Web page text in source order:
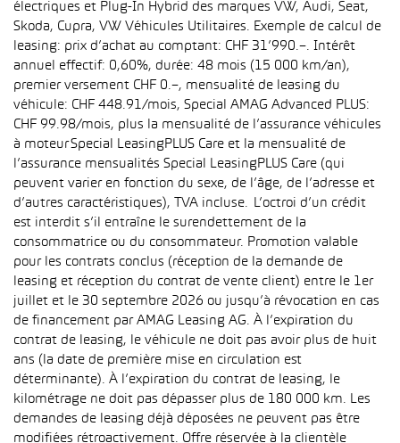
électriques et Plug-In Hybrid des marques VW, Audi, Seat,
Skoda, Cupra, VW Véhicules Utilitaires. Exemple de calcul de
leasing: prix d’achat au comptant: CHF 31’990.–. Intérêt
annuel effectif: 0,60%, durée: 48 mois (15 000 km/an),
premier versement CHF 0.–, mensualité de leasing du
véhicule: CHF 448.91/mois, Special AMAG Advanced PLUS:
CHF 99.98/mois, plus la mensualité de l’assurance véhicules
à moteur Special LeasingPLUS Care et la mensualité de
l’assurance mensualités Special LeasingPLUS Care (qui
peuvent varier en fonction du sexe, de l’âge, de l’adresse et
d’autres caractéristiques), TVA incluse. L’octroi d’un crédit
est interdit s’il entraîne le surendettement de la
consommatrice ou du consommateur. Promotion valable
pour les contrats conclus (réception de la demande de
leasing et réception du contrat de vente client) entre le 1er
juillet et le 30 septembre 2026 ou jusqu’à révocation en cas
de financement par AMAG Leasing AG. À l’expiration du
contrat de leasing, le véhicule ne doit pas avoir plus de huit
ans (la date de première mise en circulation est
déterminante). À l’expiration du contrat de leasing, le
kilométrage ne doit pas dépasser plus de 180 000 km. Les
demandes de leasing déjà déposées ne peuvent pas être
modifiées rétroactivement. Offre réservée à la clientèle